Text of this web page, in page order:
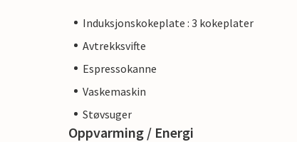
Induksjonskokeplate : 3 kokeplater
Avtrekksvifte
Espressokanne
Vaskemaskin
Støvsuger
Oppvarming / Energi